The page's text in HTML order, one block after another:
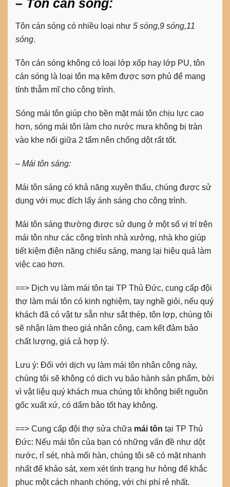
Tôn cán sóng có nhiều loại như 5 sóng,9 sóng,11
sóng.
Tôn cán sóng không có loại lớp xốp hay lớp PU, tôn
cán sóng là loại tôn mạ kẽm được sơn phủ để mang
tính thẫm mĩ cho công trình.
Sóng mái tôn giúp cho bền mặt mái tôn chịu lực cao
hơn, sóng mái tôn làm cho nước mưa không bị tràn
vào khe nối giữa 2 tấm nên chống dột rất tốt.
– Mái tôn sáng:
Mái tôn sáng có khả năng xuyên thấu, chúng được sử
dụng với mục đích lấy ánh sáng cho công trình.
Mái tôn sáng thường được sử dụng ở một số vị trí trên
mái tôn như các công trình nhà xưởng, nhà kho giúp
tiết kiệm điện năng chiếu sáng, mang lại hiệu quả làm
việc cao hơn.
==> Dịch vụ làm mái tôn tại TP Thủ Đức, cung cấp đội
thợ làm mái tôn có kinh nghiệm, tay nghề giỏi, nếu quý
khách đã có vật tư sẵn như sắt thép, tôn lợp, chúng tôi
sẽ nhận làm theo giá nhân công, cam kết đảm bảo
chất lượng, giá cả hợp lý.
Lưu ý: Đối với dịch vụ làm mái tôn nhân công này,
chúng tôi sẽ không có dich vụ bảo hành sản phẩm, bởi
vì vật liệu quý khách mua chúng tôi không biết nguồn
gốc xuất xứ, có dẩm bảo tốt hay không.
==> Cung cấp đội thợ sửa chữa mái tôn tại TP Thủ
Đức: Nếu mái tôn của bạn có những vấn đề như dột
nước, rỉ sét, nhà mối hàn, chúng tôi sẽ có mặt nhanh
nhất để khảo sát, xem xét tình trạng hư hỏng để khắc
phục một cách nhanh chóng, với chi phí rẻ nhất.